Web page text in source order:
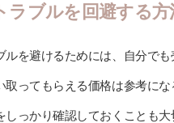
ラブルを回避する方
を避けるためには、自分で
ってもらえる価格は参考にな
っかり確認しておくことも大